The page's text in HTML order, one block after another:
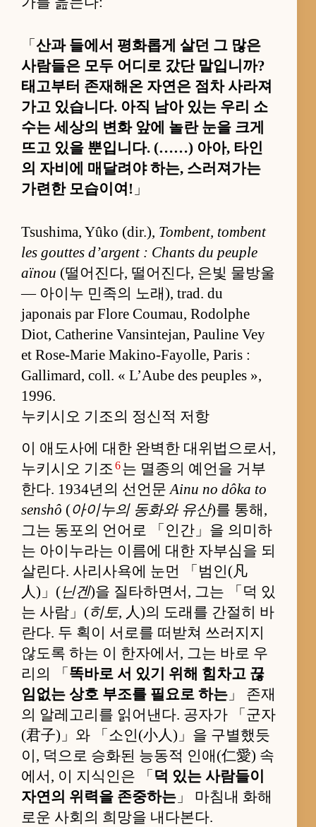
「 산과 들에서 평화롭게 살던 그 많은
사람들은 모두 어디로 갔단 말입니까?
태고부터 존재해온 자연은 점차 사라져
가고 있습니다. 아직 남아 있는 우리 소
수는 세상의 변화 앞에 놀란 눈을 크게
뜨고 있을 뿐입니다. (……) 아아, 타인
의 자비에 매달려야 하는, 스러져가는
가련한 모습이여! 」
Tsushima, Yûko (dir.), Tombent, tombent
les gouttes d’argent : Chants du peuple
aïnou (떨어진다, 떨어진다, 은빛 물방울
— 아이누 민족의 노래), trad. du
japonais par Flore Coumau, Rodolphe
Diot, Catherine Vansintejan, Pauline Vey
et Rose-Marie Makino-Fayolle, Paris :
Gallimard, coll. « L’Aube des peuples »,
1996.
누키시오 기조의 정신적 저항
이 애도사에 대한 완벽한 대위법으로서,
누키시오 기조6는 멸종의 예언을 거부
한다. 1934년의 선언문Ainu no dôka to
senshô (아이누의 동화와 유산)를 통해,
그는 동포의 언어로 「인간」을 의미하
는 아이누라는 이름에 대한 자부심을 되
살린다. 사리사욕에 눈먼 「범인(凡
人)」(닌겐)을 질타하면서, 그는 「덕 있
는 사람」(히토, 人)의 도래를 간절히 바
란다. 두 획이 서로를 떠받쳐 쓰러지지
않도록 하는 이 한자에서, 그는 바로 우
리의 「 똑바로 서 있기 위해 힘차고 끊
임없는 상호 부조를 필요로 하는 」 존재
의 알레고리를 읽어낸다. 공자가 「군자
(君子)」와 「소인(小人)」을 구별했듯
이, 덕으로 승화된 능동적 인애(仁愛) 속
에서, 이 지식인은 「 덕 있는 사람들이
자연의 위력을 존중하는 」 마침내 화해
로운 사회의 희망을 내다본다.